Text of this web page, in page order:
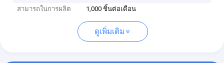
สามารถในการผลิต
1,000 ชิ้นต่อเดือน
ดูเพิ่มเติม